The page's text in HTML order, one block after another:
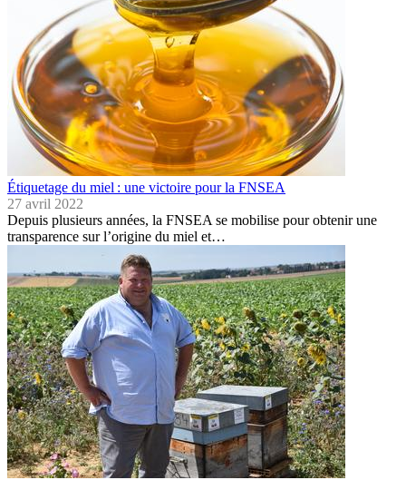
Étiquetage du miel : une victoire pour la FNSEA
27 avril 2022
Depuis plusieurs années, la FNSEA se mobilise pour obtenir une
transparence sur l’origine du miel et…